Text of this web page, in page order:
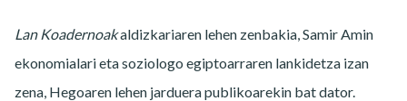
Lan Koadernoakaldizkariaren lehen zenbakia, Samir Amin
ekonomialari eta soziologo egiptoarraren lankidetza izan
zena, Hegoaren lehen jarduera publikoarekin bat dator.